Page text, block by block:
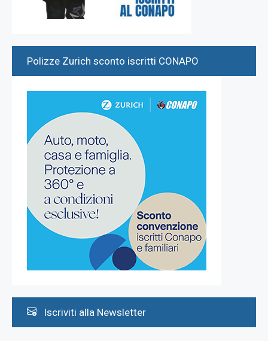
Polizze Zurich sconto iscritti CONAPO
Iscriviti alla Newsletter